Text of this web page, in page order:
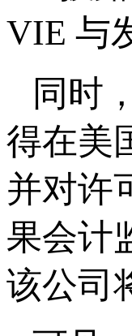
VIE 与
同时
得在美
并对许
果会计
该公司